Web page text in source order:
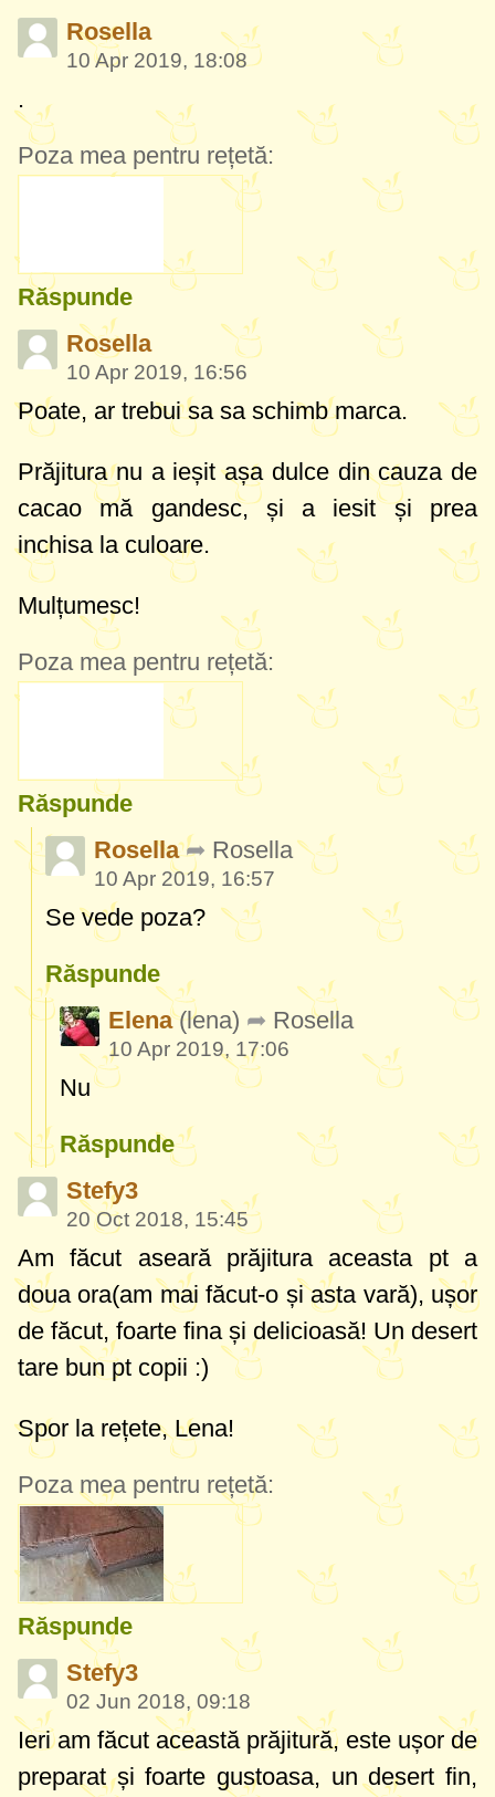
Rosella
10 Apr 2019, 18:08
.
Poza mea pentru rețetă:
Răspunde
Rosella
10 Apr 2019, 16:56
Poate, ar trebui sa sa schimb marca.
Prăjitura nu a ieșit așa dulce din cauza de
cacao mă gandesc, și a iesit și prea
inchisa la culoare.
Mulțumesc!
Poza mea pentru rețetă:
Răspunde
Rosella
Rosella
10 Apr 2019, 16:57
Se vede poza?
Răspunde
Elena(lena) Rosella
10 Apr 2019, 17:06
Nu
Răspunde
Stefy3
20 Oct 2018, 15:45
Am făcut aseară prăjitura aceasta pt a
doua ora(am mai făcut-o și asta vară), ușor
de făcut, foarte fina și delicioasă! Un desert
tare bun pt copii :)
Spor la rețete, Lena!
Poza mea pentru rețetă:
Răspunde
Stefy3
02 Jun 2018, 09:18
Ieri am făcut această prăjitură, este ușor de
preparat și foarte gustoasa, un desert fin,